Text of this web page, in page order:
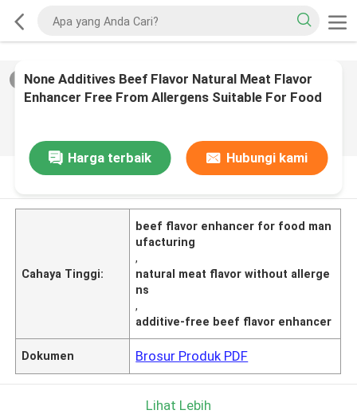
/0
None Additives Beef Flavor Natural Meat Flavor
Enhancer Free From Allergens Suitable For Food
Harga terbaik
Hubungi kami
DESKRIPSI PRODUK
Cahaya Tinggi:
beef flavor enhancer for food man
ufacturing
,
natural meat flavor without allerge
ns
,
additive-free beef flavor enhancer
Dokumen Brosur Produk PDF
Lihat Lebih